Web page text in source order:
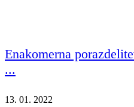
Enakomerna
...
13. 01. 2022